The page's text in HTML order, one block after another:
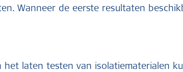
Wanneer de eerste resultaten
het laten testen van isolatiematerialen